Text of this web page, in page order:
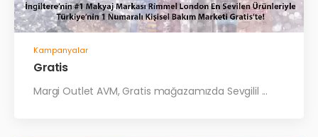
Kampanyalar
Gratis
Margi Outlet AVM, Gratis mağazamızda Sevgilil ...